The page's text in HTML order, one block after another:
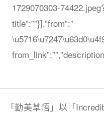
1729070303-
title”:””}],”from”:”
「勤美草悟」以「